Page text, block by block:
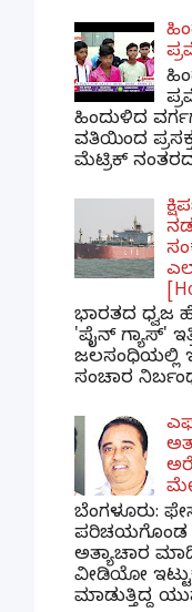
ಹಿಂದುಳಿದ
ವತಿಯಿಂದ
ಮೆಟ್ರಿಕ್ ನಂತರದ
ಭಾರತದ ಧ್ವಜ
'ಪೈನ್ ಗ್ಯಾಸ್'
ಜಲಸಂಧಿಯಲ್ಲಿ
ಸಂಚಾರ
ಬೆಂಗಳೂರು:
ಅತ್ಯಾಚಾರ
ವೀಡಿಯೋ
ಮಾಡುತ್ತಿದ್ದ